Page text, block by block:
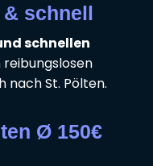
schnell
schnellen
nach St. Pölten.
Ø 150€